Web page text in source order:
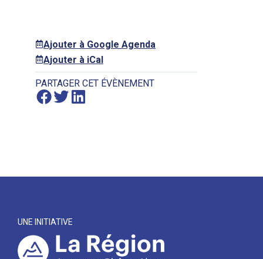
Ajouter à Google Agenda
Ajouter à iCal
PARTAGER CET ÉVÈNEMENT
UNE INITIATIVE